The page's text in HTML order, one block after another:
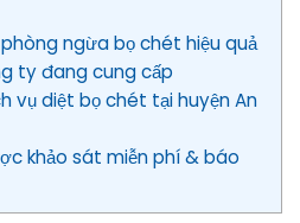
ngừa bọ chét hiệu quả
ty đang cung cấp
vụ diệt bọ chét tại huyện An
khảo sát miễn phí & báo